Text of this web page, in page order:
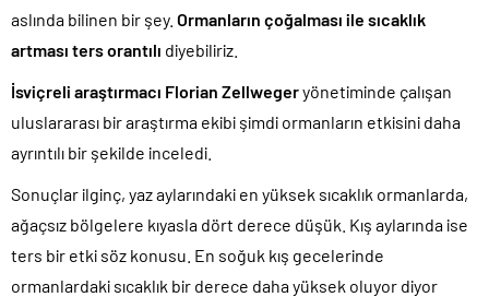
aslında bilinen bir şey. Ormanların çoğalması ile sıcaklık
artması ters orantılı diyebiliriz.
İsviçreli araştırmacı Florian Zellwegeryönetiminde çalışan
uluslararası bir araştırma ekibi şimdi ormanların etkisini daha
ayrıntılı bir şekilde inceledi.
Sonuçlar ilginç, yaz aylarındaki en yüksek sıcaklık ormanlarda,
ağaçsız bölgelere kıyasla dört derece düşük. Kış aylarında ise
ters bir etki söz konusu. En soğuk kış gecelerinde
ormanlardaki sıcaklık bir derece daha yüksek oluyor diyor